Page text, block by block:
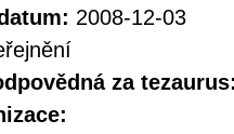
2008-12-03
za